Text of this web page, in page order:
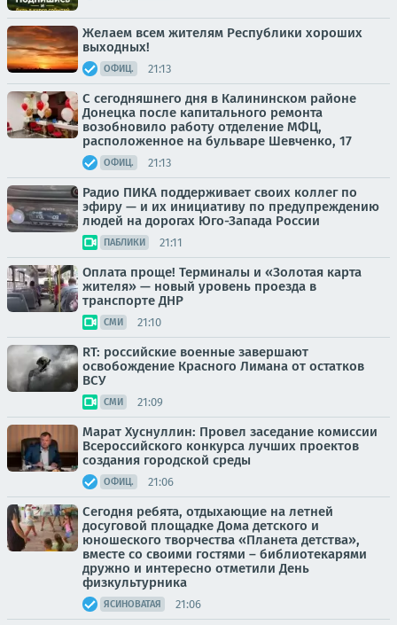
Желаем всем жителям Республики хороших
выходных!
ОФИЦ. 21:13
С сегодняшнего дня в Калининском районе
Донецка после капитального ремонта
возобновило работу отделение МФЦ,
расположенное на бульваре Шевченко, 17
ОФИЦ. 21:13
Радио ПИКА поддерживает своих коллег по
эфиру — и их инициативу по предупреждению
людей на дорогах Юго-Запада России
ПАБЛИКИ 21:11
Оплата проще! Терминалы и «Золотая карта
жителя» — новый уровень проезда в
транспорте ДНР
СМИ 21:10
RT: российские военные завершают
освобождение Красного Лимана от остатков
ВСУ
СМИ 21:09
Марат Хуснуллин: Провел заседание комиссии
Всероссийского конкурса лучших проектов
создания городской среды
ОФИЦ. 21:06
Сегодня ребята, отдыхающие на летней
досуговой площадке Дома детского и
юношеского творчества «Планета детства»,
вместе со своими гостями – библиотекарями
дружно и интересно отметили День
физкультурника
ЯСИНОВАТАЯ 21:06